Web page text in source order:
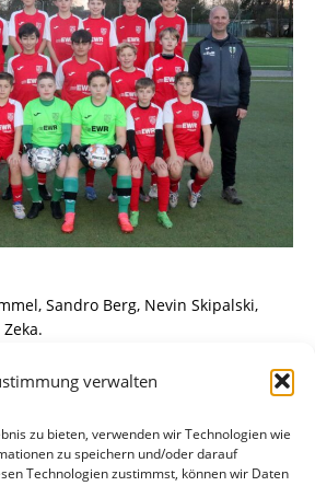
verwalten
zu bieten, verwenden wir Technologien wie
zu speichern und/oder darauf
Technologien zustimmst, können wir Daten
Sandro Berg, Nevin Skipalski,
Bentz, Sercan Nayir, Melikhamza